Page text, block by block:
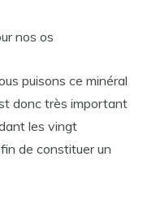
nos os
puisons ce minéral
donc très important
les vingt
de constituer un